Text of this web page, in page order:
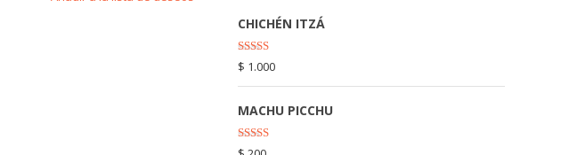
CHICHÉN ITZÁ
Rated5.00
out of 5
$ 1.000
MACHU PICCHU
Rated